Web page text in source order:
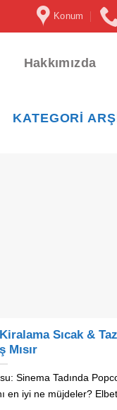
Konum
Hakkımızda
KATEGORI
Sıcak &
Mısır
Sinema Tadında
en iyi ne müjdeler?